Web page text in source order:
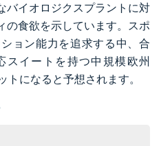
バイオロジクスプラントに対
の食欲を示しています。スポ
ョン能力を追求する中、合
スイートを持つ中規模欧州
になると予想されます。